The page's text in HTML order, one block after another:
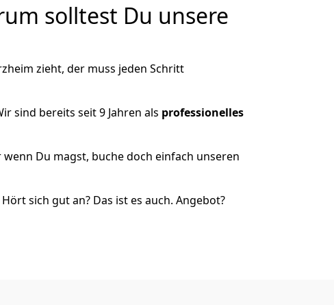
solltest Du unsere
zieht, der muss jeden Schritt
sind bereits seit 9 Jahren als professionelles
Du magst, buche doch einfach unseren
sich gut an? Das ist es auch. Angebot?